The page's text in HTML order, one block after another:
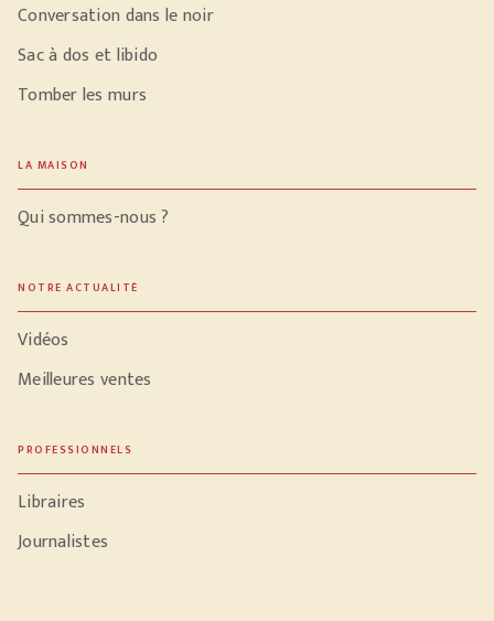
Conversation dans le noir
Sac à dos et libido
Tomber les murs
LA MAISON
Qui sommes-nous ?
NOTRE ACTUALITÉ
Vidéos
Meilleures ventes
PROFESSIONNELS
Libraires
Journalistes